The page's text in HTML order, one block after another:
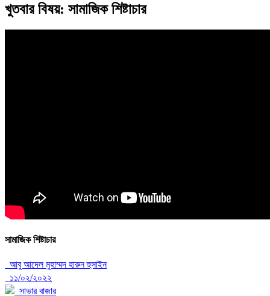
খুতবার বিষয়: সামাজিক শিষ্টাচার
সামাজিক শিষ্টাচার
আবু আদেল মুহাম্মদ হারুন হুসাইন
১১/০২/২০২২
সাভার বাজার